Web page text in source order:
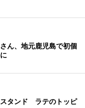
ん、地元鹿児島で初個
スタンド ラテのトッピ